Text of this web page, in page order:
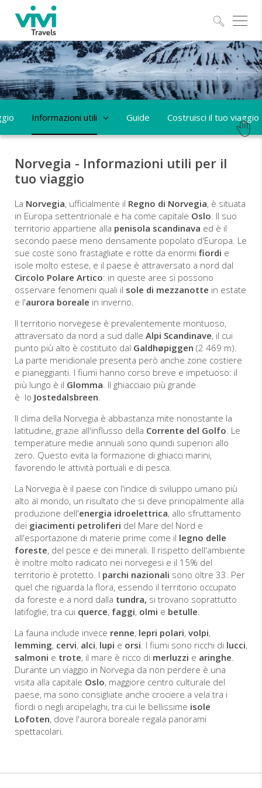
Informazioni utili Guide Costruisci il tuo viaggio
Norvegia - Informazioni utili per il
tuo viaggio
La Norvegia, ufficialmente il Regno di Norvegia, è situata
in Europa settentrionale e ha come capitale Oslo. Il suo
territorio appartiene alla penisola scandinava ed è il
secondo paese meno densamente popolato d'Europa. Le
sue coste sono frastagliate e rotte da enormi fiordi e
isole molto estese, e il paese è attraversato a nord dal
Circolo Polare Artico: in queste aree si possono
osservare fenomeni quali il sole di mezzanotte in estate
e l'aurora boreale in inverno.
Il territorio norvegese è prevalentemente montuoso,
attraversato da nord a sud dalle Alpi Scandinave, il cui
punto più alto è costituito dal Galdhøpiggen (2 469 m).
La parte meridionale presenta però anche zone costiere
e pianeggianti. I fiumi hanno corso breve e impetuoso: il
più lungo è il Glomma. Il ghiacciaio più grande
è lo Jostedalsbreen.
Il clima della Norvegia è abbastanza mite nonostante la
latitudine, grazie all'influsso della Corrente del Golfo. Le
temperature medie annuali sono quindi superiori allo
zero. Questo evita la formazione di ghiacci marini,
favorendo le attività portuali e di pesca.
La Norvegia è il paese con l'indice di sviluppo umano più
alto al mondo, un risultato che si deve principalmente alla
produzione dell'energia idroelettrica, allo sfruttamento
dei giacimenti petroliferi del Mare del Nord e
all'esportazione di materie prime come il legno delle
foreste, del pesce e dei minerali. Il rispetto dell'ambiente
è inoltre molto radicato nei norvegesi e il 15% del
territorio è protetto. I parchi nazionali sono oltre 33. Per
quel che riguarda la flora, essendo il territorio occupato
da foreste e a nord dalla tundra, si trovano soprattutto
latifoglie, tra cui querce, faggi, olmi e betulle.
La fauna include invece renne, lepri polari, volpi,
lemming, cervi, alci, lupi e orsi. I fiumi sono ricchi di lucci,
salmoni e trote, il mare è ricco di merluzzi e aringhe.
Durante un viaggio in Norvegia da non perdere è una
visita alla capitale Oslo, maggiore centro culturale del
paese, ma sono consigliate anche crociere a vela tra i
fiordi o negli arcipelaghi, tra cui le bellissime isole
Lofoten, dove l'aurora boreale regala panorami
spettacolari.